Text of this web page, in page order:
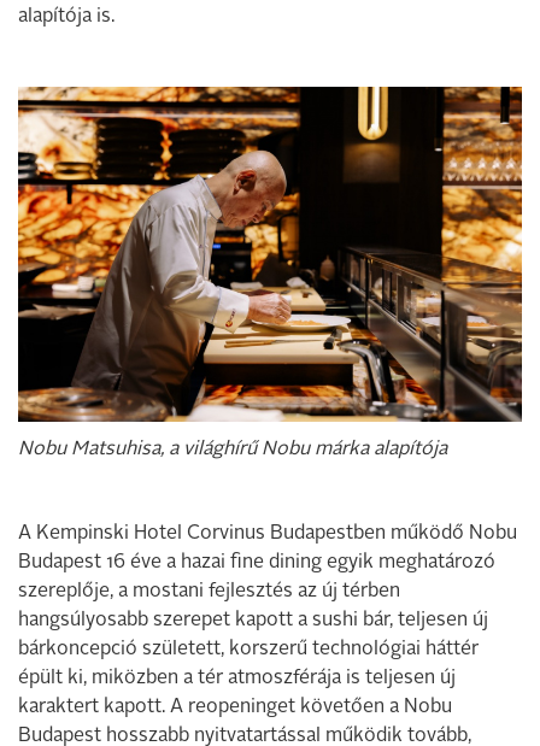
alapítója is.
Nobu Matsuhisa, a világhírű Nobu márka alapítója
A Kempinski Hotel Corvinus Budapestben működő Nobu
Budapest 16 éve a hazai fine dining egyik meghatározó
szereplője, a mostani fejlesztés az új térben
hangsúlyosabb szerepet kapott a sushi bár, teljesen új
bárkoncepció született, korszerű technológiai háttér
épült ki, miközben a tér atmoszférája is teljesen új
karaktert kapott. A reopeninget követően a Nobu
Budapest hosszabb nyitvatartással működik tovább,